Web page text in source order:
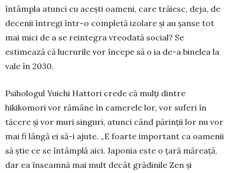
întâmpla atunci cu acești oameni, care trăiesc, deja, de
decenii întregi într-o completă izolare și au șanse tot
mai mici de a se reintegra vreodată social? Se
estimează că lucrurile vor începe să o ia de-a bine­lea la
vale în 2030.
Psihologul Yuichi Hattori crede că mulți dintre
hikikomori vor rămâne în camerele lor, vor suferi în
tăcere și vor muri singuri, atunci când părinții lor nu vor
mai fi lângă ei să-i ajute. „E foarte important ca oamenii
să știe ce se întâmplă aici. Japonia este o țară măreață,
dar ea înseamnă mai mult decât gră­dinile Zen și